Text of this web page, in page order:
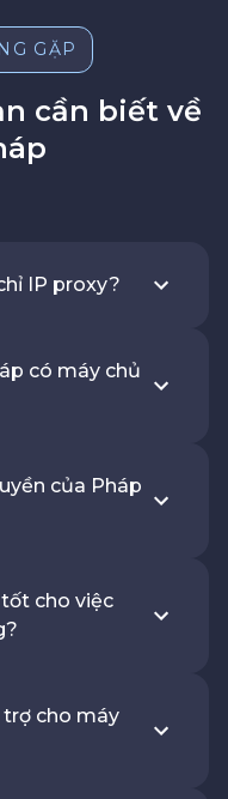
GẶP
cần biết về
IP proxy?
có máy chủ
của Pháp
cho việc
cho máy